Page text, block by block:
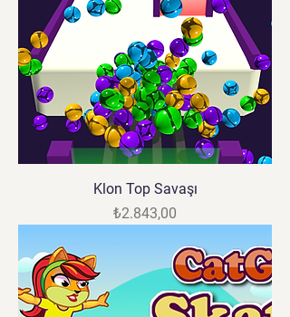
Klon Top Savaşı
Fiyat
₺2.843,00